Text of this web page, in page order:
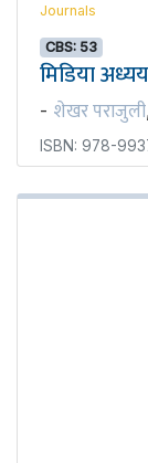
Journals
CBS: 53
मिडिया
- शेखर पराजुली
ISBN: 978-